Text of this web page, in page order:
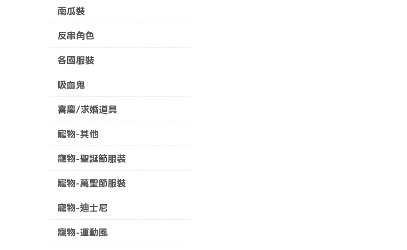
南瓜裝
反串角色
各國服裝
吸血鬼
喜慶/求婚道具
寵物-其他
寵物-聖誕節服裝
寵物-萬聖節服裝
寵物-迪士尼
寵物-運動風